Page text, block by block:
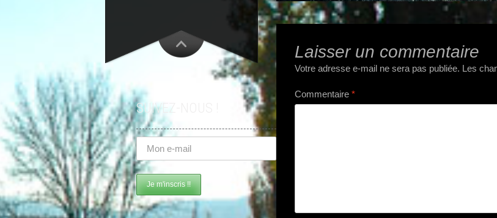
Laisser un commentaire
Votre adresse e-mail ne sera pas publiée. Les
Commentaire *
SUIVEZ-NOUS !